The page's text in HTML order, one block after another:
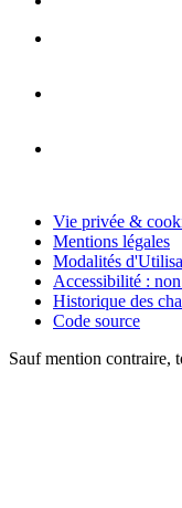
Vie privée &
Mentions légales
Modalités
Accessibilité :
Historique des
Code source
Sauf mention contraire,